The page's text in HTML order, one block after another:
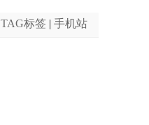
TAG标签 | 手机站